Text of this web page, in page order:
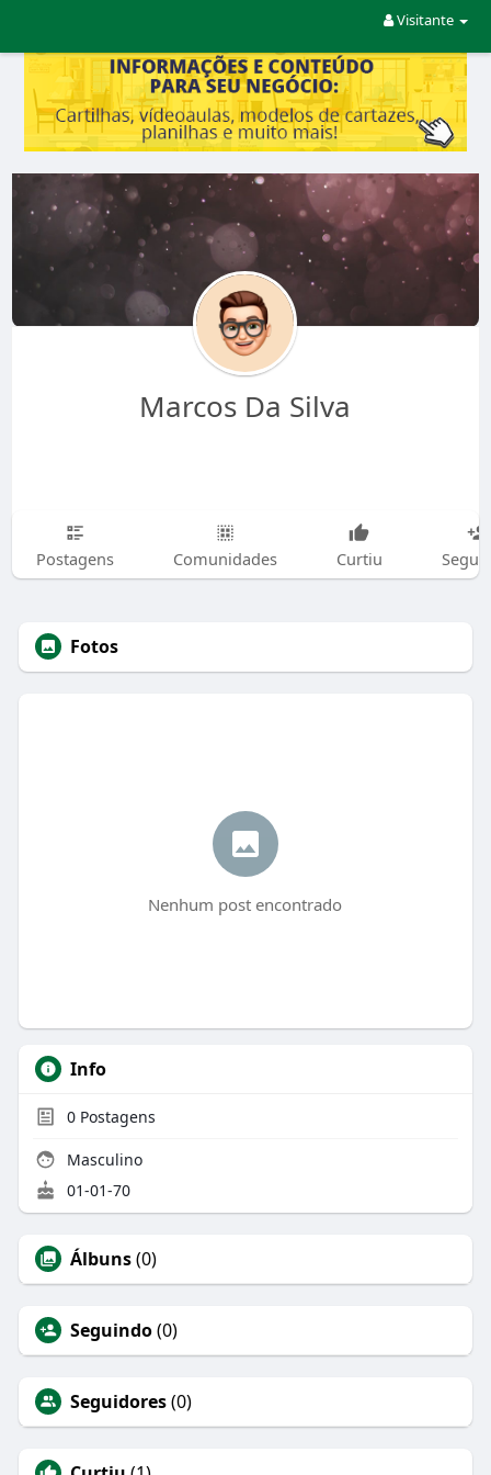
Visitante
Marcos Da Silva
Postagens Comunidades Curtiu
Fotos
Nenhum post encontrado
Info
0Postagens
Masculino
01-01-70
Álbuns(0)
Seguindo(0)
Seguidores(0)